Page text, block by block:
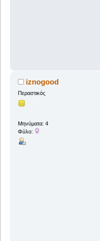
iznogood
Περαστικός
Μηνύματα: 4
Φύλο: